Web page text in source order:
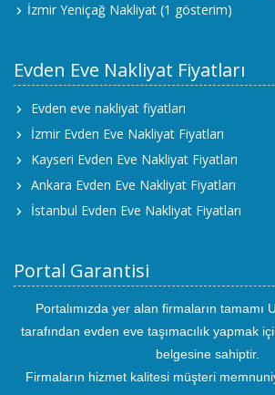
İzmir Yeniçağ Nakliyat (1 gösterim)
Evden Eve Nakliyat Fiyatları
Evden eve nakliyat fiyatları
İzmir Evden Eve Nakliyat Fiyatları
Kayseri Evden Eve Nakliyat Fiyatları
Ankara Evden Eve Nakliyat Fiyatları
İstanbul Evden Eve Nakliyat Fiyatları
Portal Garantisi
Portalımızda yer alan firmaların tamamı
tarafından evden eve taşımacılık yapmak
belgesine sahiptir.
Firmaların hizmet kalitesi müşteri